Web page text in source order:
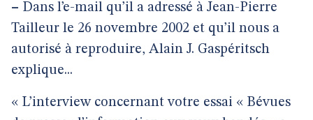
– Dans l’e-mail qu’il a adressé à Jean-Pierre
Tailleur le 26 novembre 2002 et qu’il nous a
autorisé à reproduire, Alain J. Gaspéritsch
explique...
« L’interview concernant votre essai « Bévues